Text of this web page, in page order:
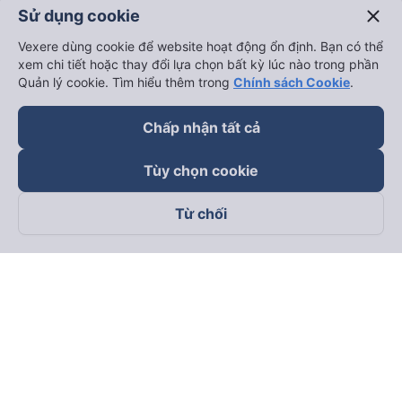
Theo dõi chúng tôi trên
Sử dụng cookie close
Vexere dùng cookie để website hoạt động ổn định. Bạn có thể
xem chi tiết hoặc thay đổi lựa chọn bất kỳ lúc nào trong phần
Quản lý cookie. Tìm hiểu thêm trong Chính sách Cookie.
Chấp nhận tất cả
Tùy chọn cookie
Từ chối